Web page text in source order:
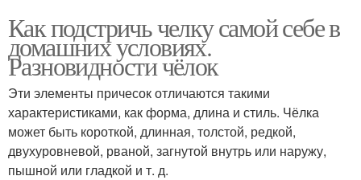
Как подстричь челку самой себе в
домашних условиях.
Разновидности чёлок
Эти элементы причесок отличаются такими
характеристиками, как форма, длина и стиль. Чёлка
может быть короткой, длинная, толстой, редкой,
двухуровневой, рваной, загнутой внутрь или наружу,
пышной или гладкой и т. д.